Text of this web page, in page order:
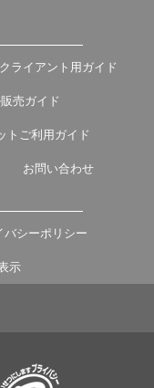
クライアント用ガイド
売ガイド
トご利用ガイド
お問い合わせ
バシーポリシー
示